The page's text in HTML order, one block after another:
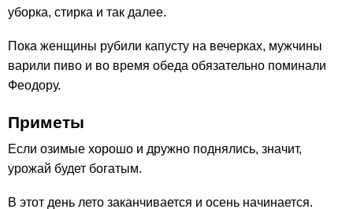
уборка, стирка и так далее.
Пока женщины рубили капусту на вечерках, мужчины
варили пиво и во время обеда обязательно поминали
Феодору.
Приметы
Если озимые хорошо и дружно поднялись, значит,
урожай будет богатым.
В этот день лето заканчивается и осень начинается.